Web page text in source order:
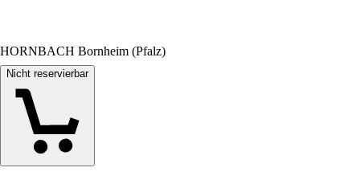
HORNBACH Bornheim (Pfalz)
Nicht reservierbar